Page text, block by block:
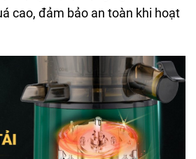
cao, đảm bảo an toàn khi hoạt